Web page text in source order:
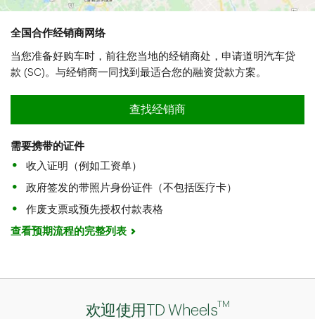
全国合作经销商网络
当您准备好购车时，前往您当地的经销商处，申请道明汽车贷
款 (SC)。与经销商一同找到最适合您的融资贷款方案。
查找经销商
需要携带的证件
收入证明（例如工资单）
政府签发的带照片身份证件（不包括医疗卡）
作废支票或预先授权付款表格
查看预期流程的完整列表
欢迎使用TD WheelsTM